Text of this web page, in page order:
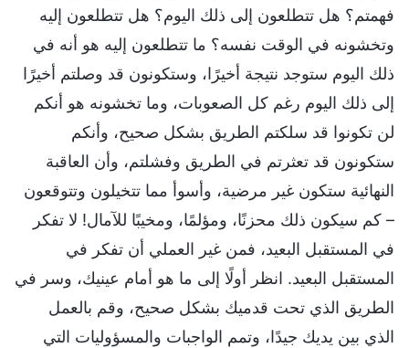
فهمتم؟ هل تتطلعون إلى ذلك اليوم؟ هل تتطلعون إليه
وتخشونه في الوقت نفسه؟ ما تتطلعون إليه هو أنه في
ذلك اليوم ستوجد نتيجة أخيرًا، وستكونون قد وصلتم أخيرًا
إلى ذلك اليوم رغم كل الصعوبات، وما تخشونه هو أنكم
لن تكونوا قد سلكتم الطريق بشكل صحيح، وأنكم
ستكونون قد تعثرتم في الطريق وفشلتم، وأن العاقبة
النهائية ستكون غير مرضية، وأسوأ مما تتخيلون وتتوقعون
– كم سيكون ذلك محزنًا، ومؤلمًا، ومخيبًا للآمال! لا تفكر
في المستقبل البعيد، فمن غير العملي أن تفكر في
المستقبل البعيد. انظر أولًا إلى ما هو أمام عينيك، وسر في
الطريق الذي تحت قدميك بشكل صحيح، وقم بالعمل
الذي بين يديك جيدًا، وتمم الواجبات والمسؤوليات التي